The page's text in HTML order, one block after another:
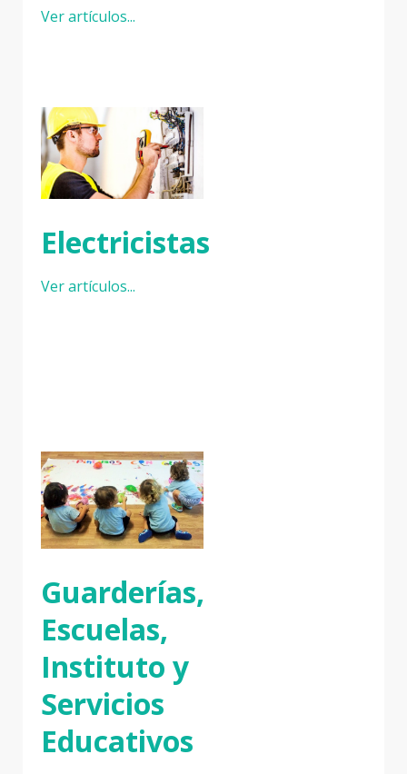
Ver artículos...
Electricistas
Ver artículos...
Guarderías,
Escuelas,
Instituto y
Servicios
Educativos